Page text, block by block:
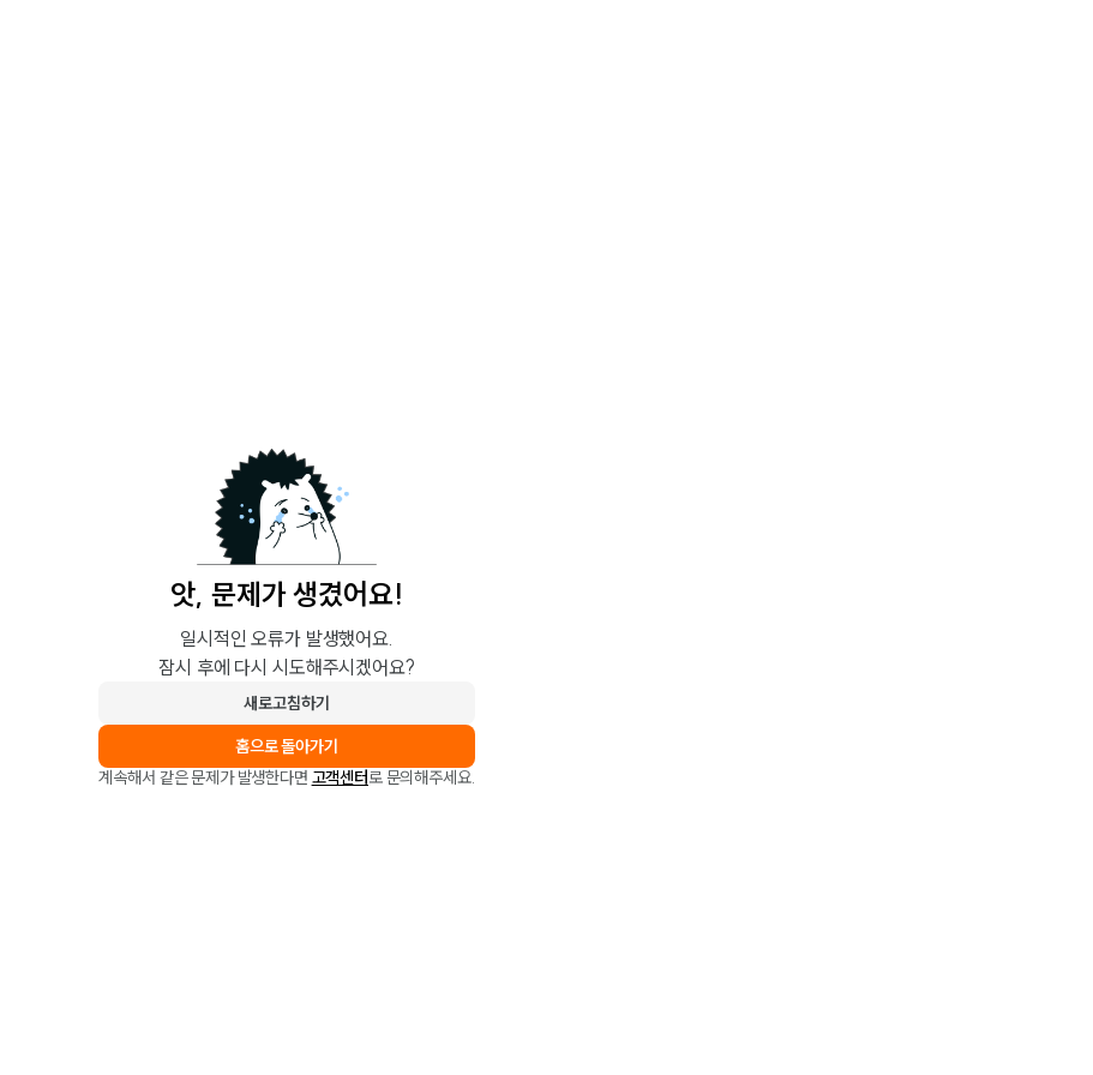
앗, 문제가 생겼어요!
일시적인 오류가 발생했어요.
잠시 후에 다시 시도해주시겠어요?
새로고침하기
홈으로 돌아가기
계속해서 같은 문제가 발생한다면 고객센터로 문의해주세요.